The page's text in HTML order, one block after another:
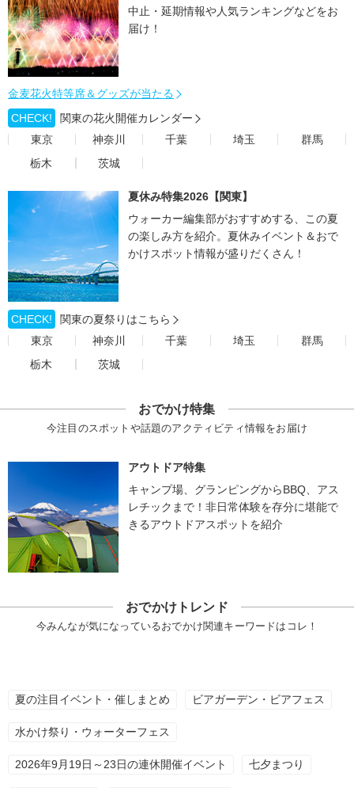
中止・延期情報や人気ランキングなどをお
届け！
金麦花火特等席＆グッズが当たる
CHECK!
関東の花火開催カレンダー
東京
神奈川 千葉 埼玉
群馬
栃木
茨城
夏休み特集2026【関東】
ウォーカー編集部がおすすめする、この夏
の楽しみ方を紹介。夏休みイベント＆おで
かけスポット情報が盛りだくさん！
CHECK!
関東の夏祭りはこちら
東京
神奈川 千葉 埼玉
群馬
栃木
茨城
おでかけ特集
今注目のスポットや話題のアクティビティ情報をお届け
アウトドア特集
キャンプ場、グランピングからBBQ、アス
レチックまで！非日常体験を存分に堪能で
きるアウトドアスポットを紹介
おでかけトレンド
今みんなが気になっているおでかけ関連キーワードはコレ！
夏の注目イベント・催しまとめ ビアガーデン・ビアフェス
水かけ祭り・ウォーターフェス
2026年9月19日～23日の連休開催イベント 七夕まつり